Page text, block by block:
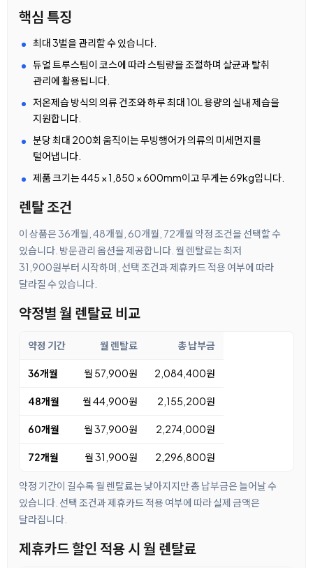
핵심 특징
최대 3벌을 관리할 수 있습니다.
듀얼 트루스팀이 코스에 따라 스팀량을 조절하며 살균과 탈취
관리에 활용됩니다.
저온제습 방식의 의류 건조와 하루 최대 10L 용량의 실내 제습을
지원합니다.
분당 최대 200회 움직이는 무빙행어가 의류의 미세먼지를
털어냅니다.
제품 크기는 445 × 1,850 × 600mm이고 무게는 69kg입니다.
렌탈 조건
이 상품은 36개월, 48개월, 60개월, 72개월 약정 조건을 선택할 수
있습니다. 방문관리 옵션을 제공합니다. 월 렌탈료는 최저
31,900원부터 시작하며, 선택 조건과 제휴카드 적용 여부에 따라
달라질 수 있습니다.
약정별 월 렌탈료 비교
약정 기간 월 렌탈료 총 납부금
36개월 월 57,900원 2,084,400원
48개월 월 44,900원 2,155,200원
60개월 월 37,900원 2,274,000원
72개월 월 31,900원 2,296,800원
약정 기간이 길수록 월 렌탈료는 낮아지지만 총 납부금은 늘어날 수
있습니다. 선택 조건과 제휴카드 적용 여부에 따라 실제 금액은
달라집니다.
제휴카드 할인 적용 시 월 렌탈료